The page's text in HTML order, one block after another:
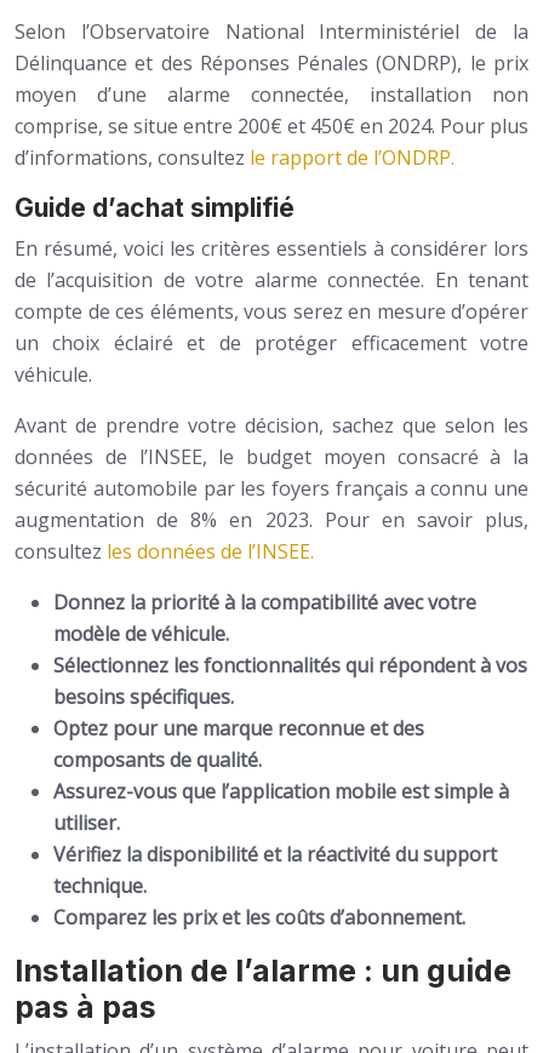
Selon l’Observatoire National Interministériel de la
Délinquance et des Réponses Pénales (ONDRP), le prix
moyen d’une alarme connectée, installation non
comprise, se situe entre 200€ et 450€ en 2024. Pour plus
d’informations, consultez le rapport de l’ONDRP.
Guide d’achat simplifié
En résumé, voici les critères essentiels à considérer lors
de l’acquisition de votre alarme connectée. En tenant
compte de ces éléments, vous serez en mesure d’opérer
un choix éclairé et de protéger efficacement votre
véhicule.
Avant de prendre votre décision, sachez que selon les
données de l’INSEE, le budget moyen consacré à la
sécurité automobile par les foyers français a connu une
augmentation de 8% en 2023. Pour en savoir plus,
consultez les données de l’INSEE.
Donnez la priorité à la compatibilité avec votre
modèle de véhicule.
Sélectionnez les fonctionnalités qui répondent à vos
besoins spécifiques.
Optez pour une marque reconnue et des
composants de qualité.
Assurez-vous que l’application mobile est simple à
utiliser.
Vérifiez la disponibilité et la réactivité du support
technique.
Comparez les prix et les coûts d’abonnement.
Installation de l’alarme : un guide
pas à pas